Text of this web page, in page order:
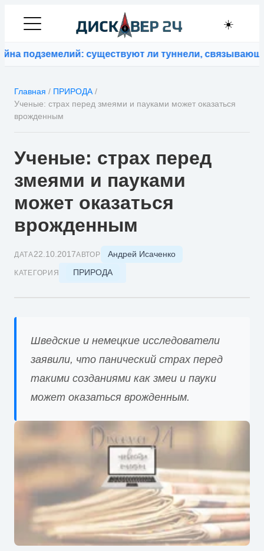
☀️
существуют ли туннели, связывающие
Главная / ПРИРОДА /
Ученые: страх перед змеями и пауками может оказаться
врожденным
Ученые: страх перед
змеями и пауками
может оказаться
врожденным
ДАТА22.10.2017АВТОР Андрей Исаченко
КАТЕГОРИЯ ПРИРОДА
Шведские и немецкие исследователи
заявили, что панический страх перед
такими созданиями как змеи и пауки
может оказаться врожденным.